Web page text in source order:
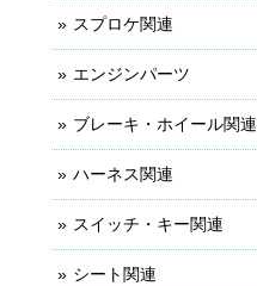
スプロケ関連
エンジンパーツ
ブレーキ・ホイール関連
ハーネス関連
スイッチ・キー関連
シート関連